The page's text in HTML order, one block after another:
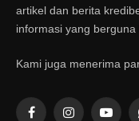
artikel dan berita
informasi yang berguna
Kami juga menerima